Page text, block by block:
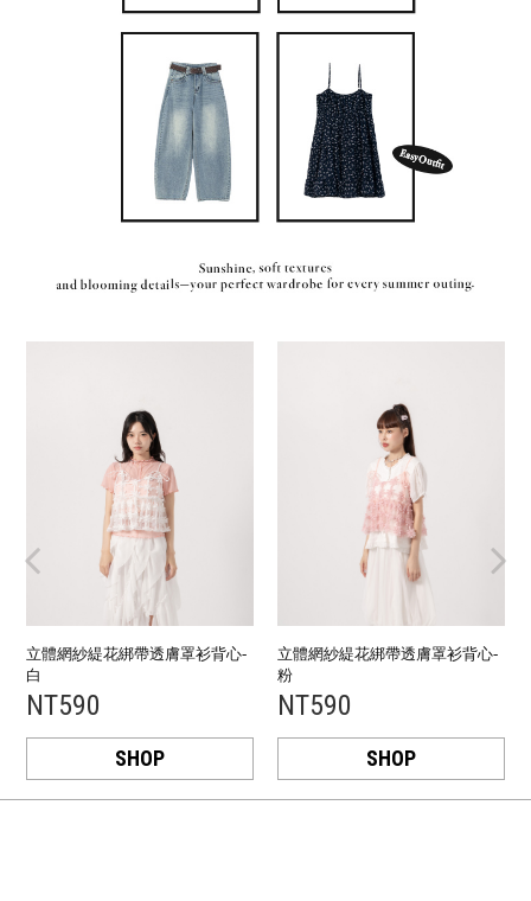
立體網紗緹花綁帶透膚罩衫背心-
白
NT590
SHOP
立體網紗緹花綁帶透膚罩衫背心-
粉
NT590
SHOP